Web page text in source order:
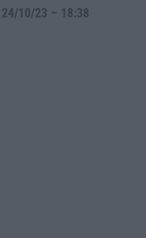
10/23 – 18:38